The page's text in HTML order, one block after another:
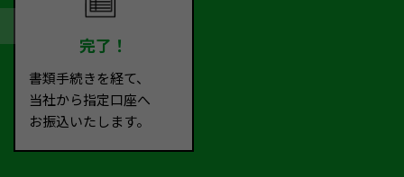
完了！
書類手続きを経て、
当社から指定口座へ
お振込いたします。